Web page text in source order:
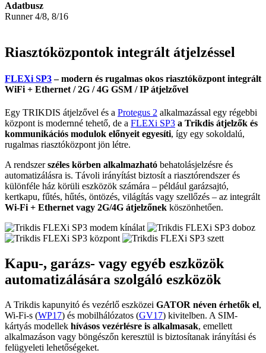
Adatbusz
Runner 4/8, 8/16
Riasztóközpontokintegrált átjelzéssel
FLEXi SP3–modern és rugalmas okos riasztóközpont integrált
WiFi + Ethernet / 2G / 4G GSM / IP átjelzővel
Egy TRIKDIS átjelzővel és a Protegus 2 alkalmazással egy régebbi
központ is modernné tehető, de a FLEXi SP3 a Trikdis átjelzők és
kommunikációs modulok előnyeit egyesíti, így egy sokoldalú,
rugalmas riasztóközpont jön létre.
A rendszerszéles körben alkalmazható behatolásjelzésre és
automatizálásra is. Távoli irányítást biztosít a riasztórendszer és
különféle ház körüli eszközök számára – például garázsajtó,
kertkapu, fűtés, hűtés, öntözés, világítás vagy szellőzés – az integrált
Wi-Fi + Ethernet vagy 2G/4G átjelzőnek köszönhetően.
Kapu-, garázs- vagy egyéb eszközök
automatizálására szolgáló eszközök
A Trikdis kapunyitó és vezérlő eszközei GATOR néven érhetők el,
Wi-Fi-s (WP17) és mobilhálózatos (GV17) kivitelben. A SIM-
kártyás modellek hívásos vezérlésre is alkalmasak, emellett
alkalmazáson vagy böngészőn keresztül is biztosítanak irányítási és
felügyeleti lehetőségeket.